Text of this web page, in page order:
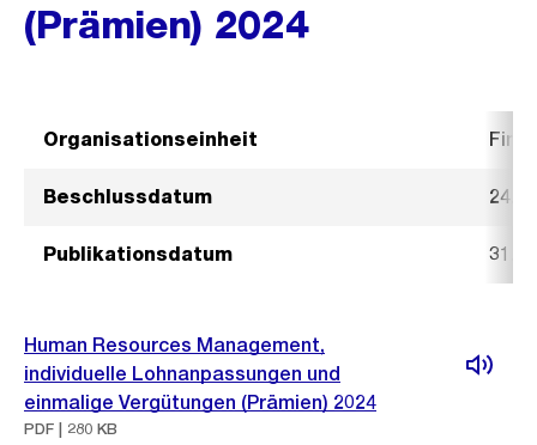
(Prämien) 2024
Organisationseinheit
Beschlussdatum 24.
Publikationsdatum 31.
Human Resources Management,
individuelle Lohnanpassungen und
einmalige Vergütungen (Prämien) 2024
PDF | 280 KB